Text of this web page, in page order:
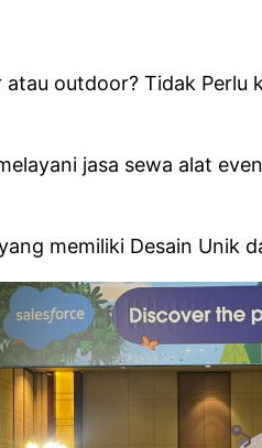
outdoor? Tidak
jasa sewa alat
memiliki Desain Unik